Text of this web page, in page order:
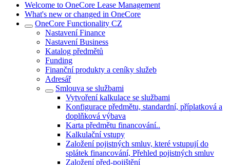
Welcome to OneCore Lease Management
What's new or changed in OneCore
OneCore Functionality CZ
Nastavení Finance
Nastavení Business
Katalog předmětů
Funding
Finanční produkty a ceníky služeb
Adresář
Smlouva se službami
Vytvoření kalkulace se službami
Konfigurace předmětu, standardní, příplatková a
doplňková výbava
Karta předmětu financování..
Kalkulační vstupy
Založení pojistných smluv, které vstupují do
splátek financování, Přehled pojistných smluv
Založení před-pojištění